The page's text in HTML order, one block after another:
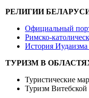
РЕЛИГИИ
Официальный
Римско-
История Иудаизма
ТУРИЗМ В
Туристические
Туризм Витебской